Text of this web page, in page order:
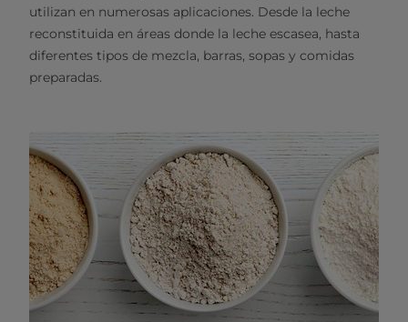
utilizan en numerosas aplicaciones. Desde la leche
reconstituida en áreas donde la leche escasea, hasta
diferentes tipos de mezcla, barras, sopas y comidas
preparadas.